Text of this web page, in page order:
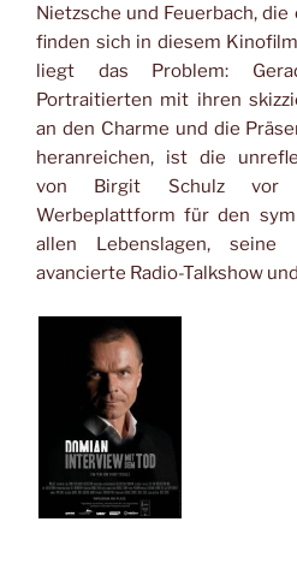
Nietzsche und Feuerbach,
finden sich in diesem
liegt das Problem:
Portraitierten mit ihren
an den Charme und die
heranreichen, ist die
von Birgit Schulz vor
Werbeplattform für den
allen Lebenslagen,
avancierte Radio-Talkshow